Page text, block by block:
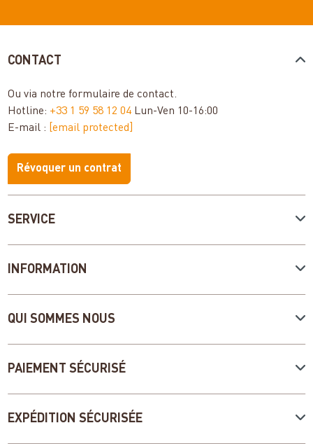
SERVICE
INFORMATION
QUI SOMMES NOUS
CONTACT
Ou via notreformulaire de contact.
Hotline: +33 1 59 58 12 04 Lun-Ven 10-16:00
E-mail : [email protected]
Révoquer un contrat
PAIEMENT SÉCURISÉ
EXPÉDITION SÉCURISÉE